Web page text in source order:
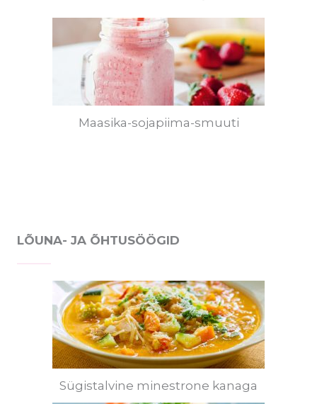
Maasika-sojapiima-smuuti
LÕUNA- JA ÕHTUSÖÖGID
Sügistalvine minestrone kanaga